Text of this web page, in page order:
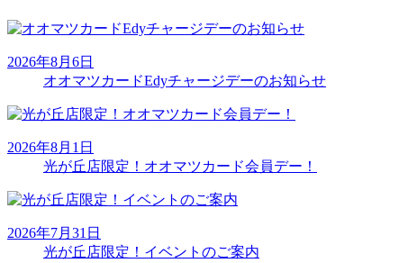
2026年8月6日
オオマツカードEdyチャージデーのお知らせ
2026年8月1日
光が丘店限定！オオマツカード会員デー！
2026年7月31日
光が丘店限定！イベントのご案内